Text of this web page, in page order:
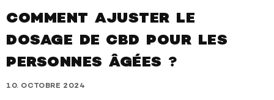
COMMENT AJUSTER LE
DOSAGE DE CBD POUR LES
PERSONNES ÂGÉES ?
10. OCTOBRE 2024